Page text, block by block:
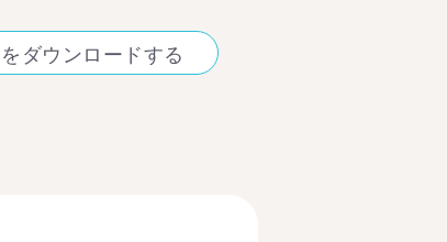
ダウンロードする